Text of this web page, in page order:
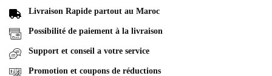
Livraison Rapide partout au Maroc
Possibilité de paiement à la livraison
Support et conseil a votre service
Promotion et coupons de réductions